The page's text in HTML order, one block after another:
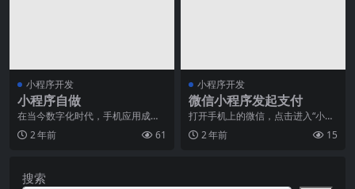
小程序开发
小程序自做
在当今数字化时代，手机应用成为
了人们生活中不可或缺的一部分。
而其中，小程序的兴起
2 年前 61
小程序开发
微信小程序发起支付
打开手机上的微信，点击进入“小程
序”页面，你会发现越来越多的小程
序正在以一种飞速
2 年前 15
搜索